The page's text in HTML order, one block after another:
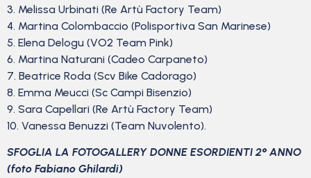
3. Melissa Urbinati (Re Artù Factory Team)
4. Martina Colombaccio (Polisportiva San Marinese)
5. Elena Delogu (VO2 Team Pink)
6. Martina Naturani (Cadeo Carpaneto)
7. Beatrice Roda (Scv Bike Cadorago)
8. Emma Meucci (Sc Campi Bisenzio)
9. Sara Capellari (Re Artù Factory Team)
10. Vanessa Benuzzi (Team Nuvolento).
SFOGLIA LA FOTOGALLERY DONNE ESORDIENTI 2° ANNO
(foto Fabiano Ghilardi)